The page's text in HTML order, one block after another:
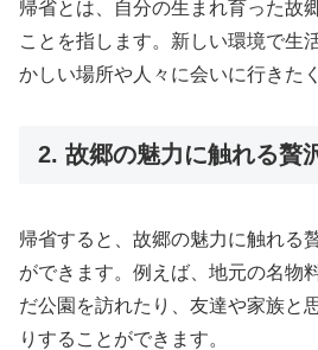
帰省とは、自分の生まれ育った故
ことを指します。新しい環境で生
かしい場所や人々に会いに行きた
2. 故郷の魅力に触れる贅
帰省すると、故郷の魅力に触れる
ができます。例えば、地元の名物
だ公園を訪れたり、友達や家族と
りすることができます。